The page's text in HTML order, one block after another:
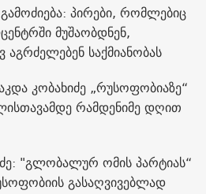
პირები, რომლებიც
მუშაობდნენ,
საქმიანობას
კობახიძე „რუსოფობიაზე“
რამდენიმე დღით
"გლობალურ ომის პარტიას“
გასაღვივებლად